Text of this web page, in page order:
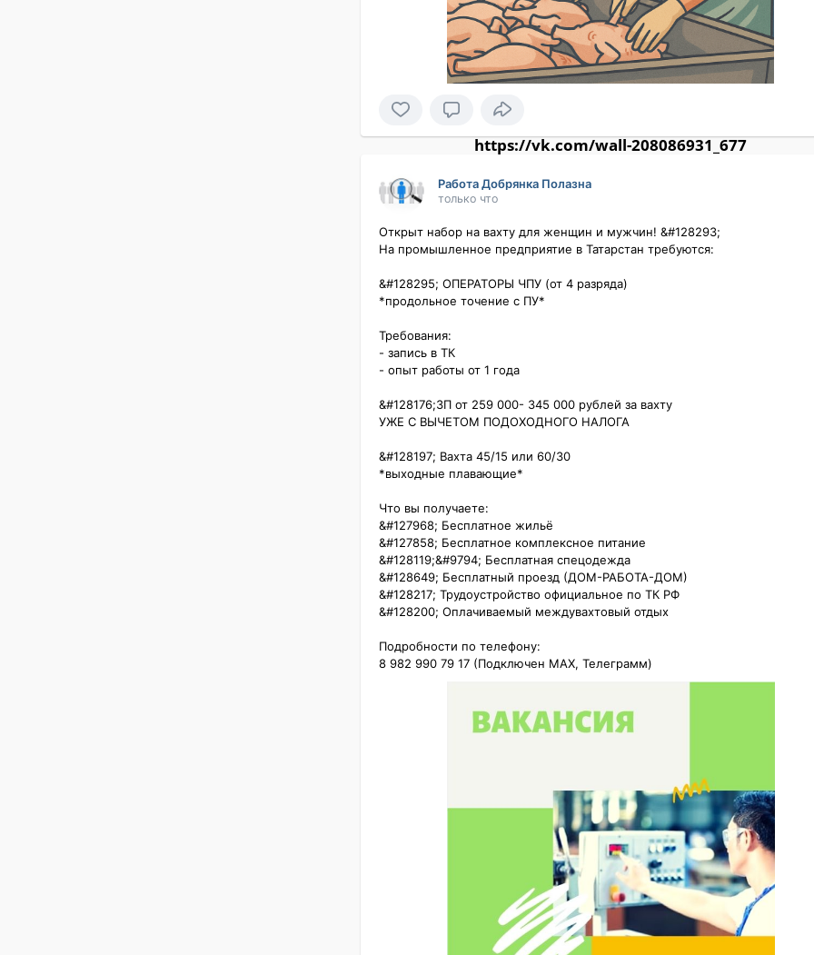
https://vk.com/wall-208086931_677
Работа Добрянка Полазна
только что
Открыт набор на вахту для женщин и мужчин! &#128293;
На промышленное предприятие в Татарстан требуются:
&#128295; ОПЕРАТОРЫ ЧПУ (от 4 разряда)
*продольное точение с ПУ*
Требования:
- запись в ТК
- опыт работы от 1 года
&#128176;ЗП от 259 000- 345 000 рублей за вахту
УЖЕ С ВЫЧЕТОМ ПОДОХОДНОГО НАЛОГА
&#128197; Вахта 45/15 или 60/30
*выходные плавающие*
Что вы получаете:
&#127968; Бесплатное жильё
&#127858; Бесплатное комплексное питание
&#128119;‍&#9794; Бесплатная спецодежда
&#128649; Бесплатный проезд (ДОМ-РАБОТА-ДОМ)
&#128217; Трудоустройство официальное по ТК РФ
&#128200; Оплачиваемый междувахтовый отдых
Подробности по телефону:
8 982 990 79 17 (Подключен МАХ, Телеграмм)